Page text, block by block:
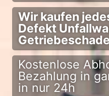
Wir kaufen
Defekt
Kostenlose
Bezahlung in
in nur 24h